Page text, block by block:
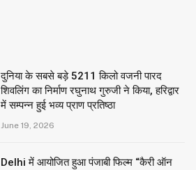
दुनिया के सबसे बड़े 5211 किलो वजनी पारद
शिवलिंग का निर्माण रघुनाथ गुरुजी ने किया, हरिद्वार
में सम्पन्न हुई भव्य प्राण प्रतिष्ठा
June 19, 2026
Delhi में आयोजित हुआ पंजाबी फिल्म “कैरी ऑन